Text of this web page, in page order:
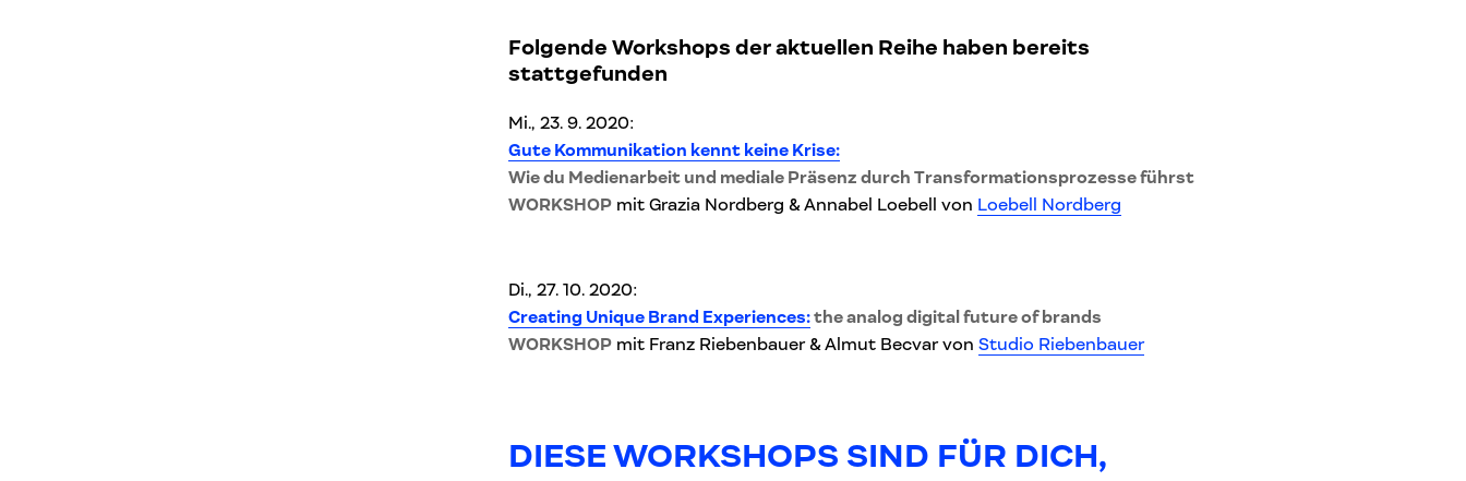
Folgende Workshops der aktuellen Reihe haben bereits
stattgefunden
Mi., 23. 9. 2020:
Gute Kommunikation kennt keine Krise:
Wie du Medienarbeit und mediale Präsenz durch Transformationsprozesse führst
WORKSHOPmit Grazia Nordberg & Annabel Loebell von Loebell Nordberg
Di., 27. 10. 2020:
Creating Unique Brand Experiences:the analog digital future of brands
WORKSHOPmit Franz Riebenbauer & Almut Becvar von Studio Riebenbauer
DIESE WORKSHOPS SIND FÜR DICH,